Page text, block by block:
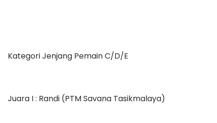
Kategori Jenjang Pemain C/D/E
Juara I : Randi (PTM Savana Tasikmalaya)